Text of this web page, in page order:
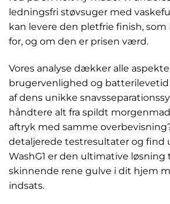
ledningsfri støvsuger med
kan levere den pletfrie finish,
for, og om den er prisen værd.
Vores analyse dækker alle
brugervenlighed og
af dens unikke
håndtere alt fra spildt
aftryk med samme
detaljerede testresultater og find
WashG1 er den ultimative løsning
skinnende rene gulve i dit hjem
indsats.